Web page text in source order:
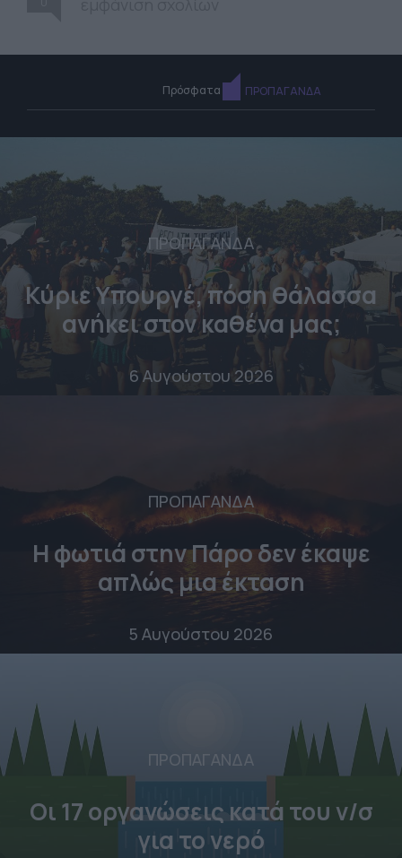
Πρόσφατα ΠΡΟΠΑΓΑΝΔΑ
ΠΡΟΠΑΓΑΝΔΑ
Κύριε Υπουργέ, πόση θάλασσα
ανήκει στον καθένα μας;
6 Αυγούστου 2026
ΠΡΟΠΑΓΑΝΔΑ
Η φωτιά στην Πάρο δεν έκαψε
απλώς μια έκταση
5 Αυγούστου 2026
ΠΡΟΠΑΓΑΝΔΑ
Οι 17 οργανώσεις κατά του ν/σ
για το νερό